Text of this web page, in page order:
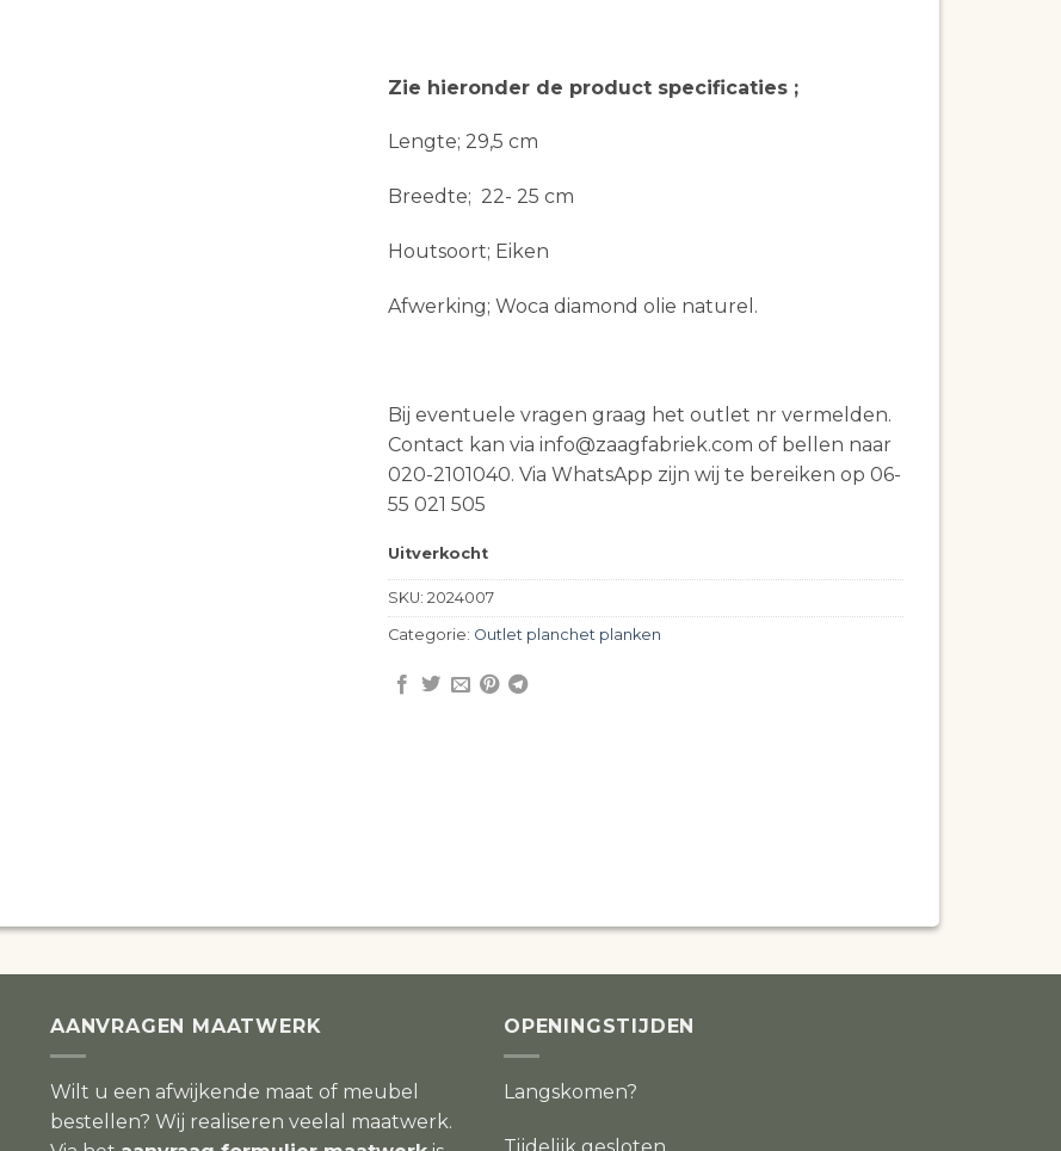
Zie hieronder de product specificaties;
Lengte; 29,5 cm
Breedte; 22- 25 cm
Houtsoort; Eiken
Afwerking; Woca diamond olie naturel.
Bij eventuele vragen graag het outlet nr vermelden.
Contact kan via info@zaagfabriek.com of bellen naar
020-2101040. Via WhatsApp zijn wij te bereiken op 06-
55 021 505
Uitverkocht
SKU: 2024007
Categorie: Outlet planchet planken
AANVRAGEN MAATWERK
Wilt u een afwijkende maat of meubel
bestellen? Wij realiseren veelal maatwerk.
OPENINGSTIJDEN
Langskomen?